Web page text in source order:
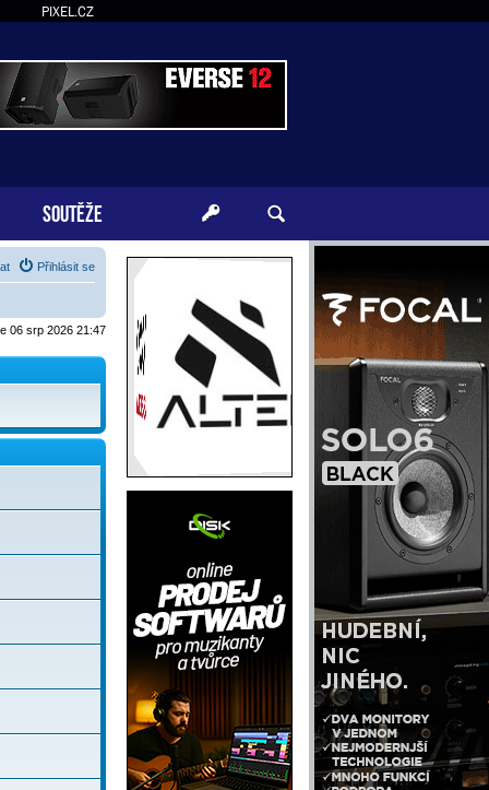
PIXEL.CZ
SOUTĚŽE
Přihlásit se
06 srp 2026 21:47